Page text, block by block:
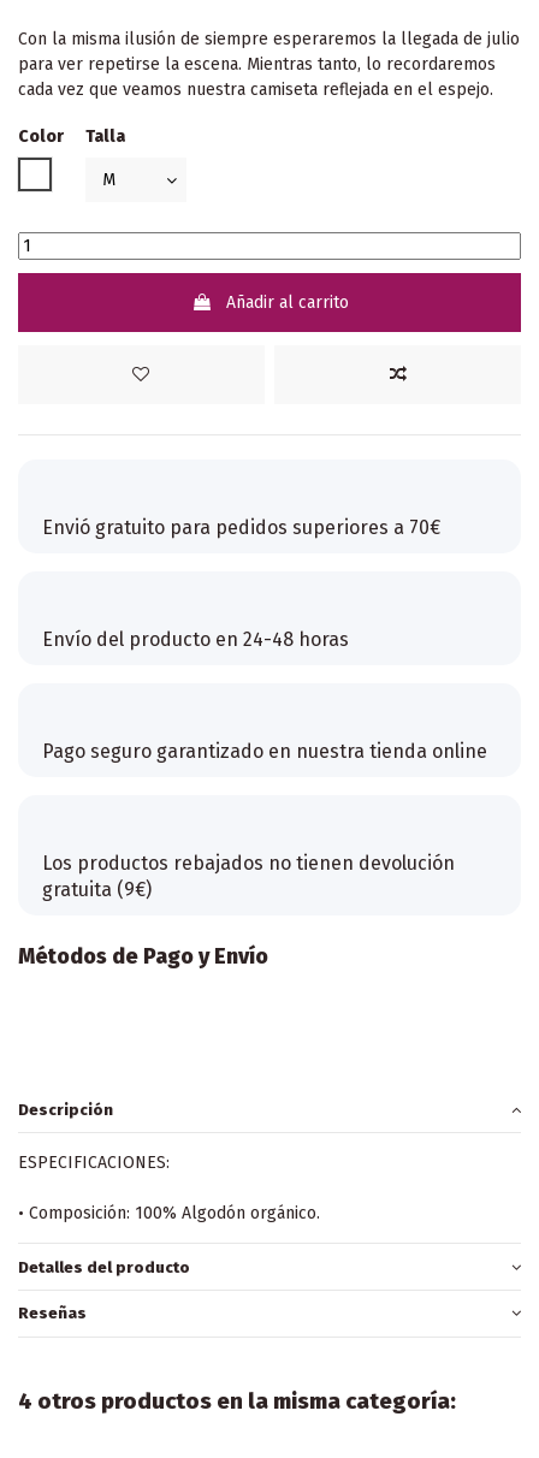
Con la misma ilusión de siempre esperaremos la llegada de julio
para ver repetirse la escena. Mientras tanto, lo recordaremos
cada vez que veamos nuestra camiseta reflejada en el espejo.
Color
Talla
Añadir al carrito
Envió gratuito para pedidos superiores a 70€
Envío del producto en 24-48 horas
Pago seguro garantizado en nuestra tienda online
Los productos rebajados no tienen devolución
gratuita (9€)
Métodos de Pago y Envío
Descripción
ESPECIFICACIONES:
• Composición: 100% Algodón orgánico.
Detalles del producto
Reseñas
4 otros productos en la misma categoría: